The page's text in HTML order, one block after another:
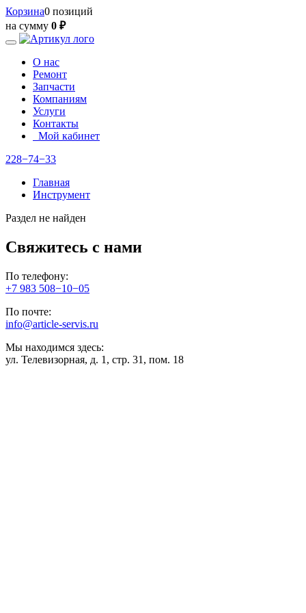
Корзина0 позиций
на сумму 0 ₽
О нас
Ремонт
Запчасти
Компаниям
Услуги
Контакты
Мой кабинет
228−74−33
Главная
Инструмент
Раздел не найден
Свяжитесь с нами
По телефону:
+7 983 508−10−05
По почте:
info@article-servis.ru
Мы находимся здесь:
ул. Телевизорная, д. 1, стр. 31, пом. 18